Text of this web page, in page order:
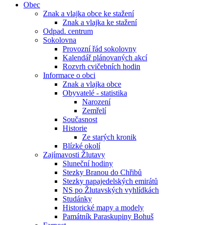
Obec
Znak a vlajka obce ke stažení
Znak a vlajka ke stažení
Odpad. centrum
Sokolovna
Provozní řád sokolovny
Kalendář plánovaných akcí
Rozvrh cvičebních hodin
Informace o obci
Znak a vlajka obce
Obyvatelé - statistika
Narození
Zemřelí
Současnost
Historie
Ze starých kronik
Blízké okolí
Zajímavosti Žlutavy
Sluneční hodiny
Stezky Branou do Chřibů
Stezky napajedelských emirátů
NS po Žlutavských vyhlídkách
Studánky
Historické mapy a modely
Památník Paraskupiny Bohuš